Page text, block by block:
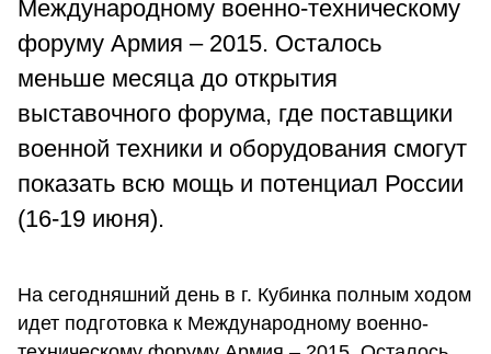
Международному военно-техническому
форуму Армия – 2015. Осталось
меньше месяца до открытия
выставочного форума, где поставщики
военной техники и оборудования смогут
показать всю мощь и потенциал России
(16-19 июня).
На сегодняшний день в г. Кубинка полным ходом
идет подготовка к Международному военно-